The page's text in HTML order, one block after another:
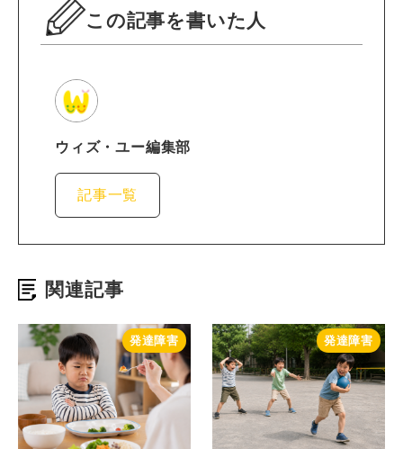
この記事を書いた人
ウィズ・ユー編集部
記事一覧
関連記事
発達障害 発達障害